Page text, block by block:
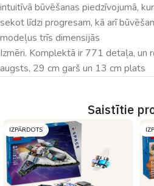
intuitīvā būvēšanas piedzīvojumā,
sekot līdzi progresam, kā arī
modeļus trīs dimensijās
Izmēri. Komplektā ir 771 detaļa, un
augsts, 29 cm garš un 13 cm plats
Saistītie
IZPĀRDOTS